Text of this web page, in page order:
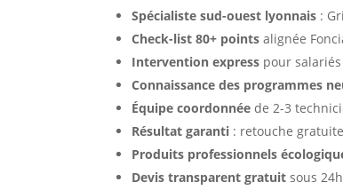
Spécialiste sud-ouest lyonnais :
Check-list 80+ points alignée
Intervention express pour
Connaissance des programmes
Équipe coordonnée de 2-3
Résultat garanti : retouche
Produits professionnels
Devis transparent gratuit sous